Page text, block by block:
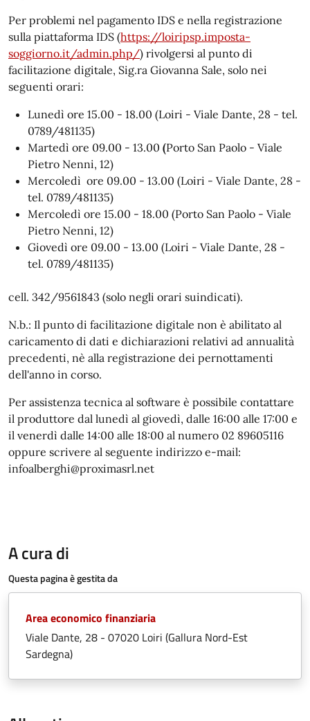
Per problemi nel pagamento IDS e nella registrazione
sulla piattaforma IDS (https://loiripsp.imposta-
soggiorno.it/admin.php/) rivolgersi al punto di
facilitazione digitale, Sig.ra Giovanna Sale, solo nei
seguenti orari:
Lunedì ore 15.00 - 18.00 (Loiri - Viale Dante, 28 - tel.
0789/481135)
Martedì ore 09.00 - 13.00 (Porto San Paolo - Viale
Pietro Nenni, 12)
Mercoledì ore 09.00 - 13.00 (Loiri - Viale Dante, 28 -
tel. 0789/481135)
Mercoledì ore 15.00 - 18.00 (Porto San Paolo - Viale
Pietro Nenni, 12)
Giovedì ore 09.00 - 13.00 (Loiri - Viale Dante, 28 -
tel. 0789/481135)
cell. 342/9561843 (solo negli orari suindicati).
N.b.: Il punto di facilitazione digitale non è abilitato al
caricamento di dati e dichiarazioni relativi ad annualità
precedenti, nè alla registrazione dei pernottamenti
dell'anno in corso.
Per assistenza tecnica al software è possibile contattare
il produttore dal lunedì al giovedì, dalle 16:00 alle 17:00 e
il venerdì dalle 14:00 alle 18:00 al numero 02 89605116
oppure scrivere al seguente indirizzo e-mail:
infoalberghi@proximasrl.net
A cura di
Questa pagina è gestita da
Area economico finanziaria
Viale Dante, 28 - 07020 Loiri (Gallura Nord-Est
Sardegna)